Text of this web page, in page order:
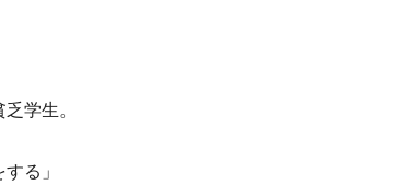
学生。
る」